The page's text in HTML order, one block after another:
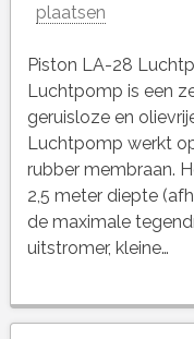
plaatsen
Piston LA-28
Luchtpomp is een
geruisloze en
Luchtpomp werkt
rubber membraan.
2,5 meter diepte
de maximale
uitstromer, kleine…